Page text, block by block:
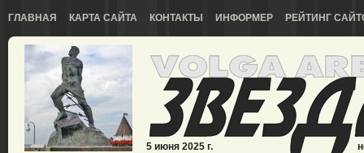
ГЛАВНАЯ КАРТА САЙТА КОНТАКТЫ ИНФОРМЕР РЕЙТИНГ
5 июня 2025 г.